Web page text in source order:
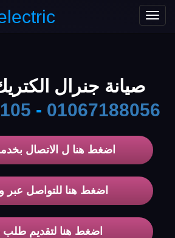
Toggle
صيانة جنرال
01067188056
-
اضغط هنا ل الاتصال
اضغط هنا للتواصل عبر
اضغط هنا لتقديم طلب